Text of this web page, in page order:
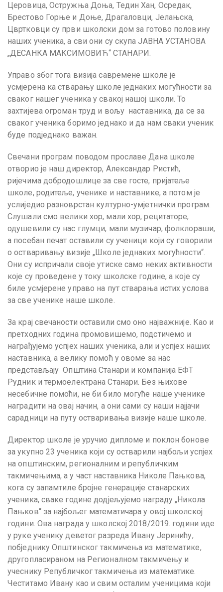
Церовица, Остружња Доња, Тедин Хан, Осредак,
Брестово Горње и Доње, Драгаловци, Јелањска,
Цвртковци су први школски дом за готово половину
наших ученика, а сви они су скупа ЈАВНА УСТАНОВА
„ДЕСАНКА МАКСИМОВИЋ“ СТАНАРИ.
Управо због тога визија савремене школе је
усмјерена ка стварању школе једнаких могућности за
сваког нашег ученика у свакој нашој школи. То
захтијева огроман труд и вољу наставника, да се за
сваког ученика боримо једнако и да нам сваки ученик
буде подједнако важан.
Свечани програм поводом прославе Дана школе
отворио је наш директор, Александар Ристић,
ријечима добродошлице за све госте, пријатеље
школе, родитеље, ученике и наставнике, а потом је
услиједио разноврстан културно-умјетнички програм.
Слушали смо велики хор, мали хор, рецитаторе,
одушевили су нас глумци, мали музичар, фолклораши,
а посебан печат оставили су ученици који су говорили
о остваривању визије „Школе једнаких могућности“.
Они су испричали своје утиске само неких активности
које су проведене у току школске године, а које су
биле усмјерене управо на пут стварања истих услова
за све ученике наше школе.
За крај свечаности оставили смо оно најважније. Као и
претходних година промовишемо, подстичемо и
награђујемо успјех наших ученика, али и успјех наших
наставника, а велику помоћ у овоме за нас
представљају Општина Станари и компанија ЕФТ
Рудник и термоелектрана Станари. Без њихове
несебичне помоћи, не би било могуће наше ученике
наградити на овај начин, а они сами су наши најјачи
сарадници на путу остваривања визије наше школе.
Директор школе је уручио дипломе и поклон бонове
за укупно 23 ученика који су остварили најбољи успјех
на општинским, регионалним и републичким
такмичењима, а у част наставника Николе Пањкова,
кога су запамтиле бројне генерације станарских
ученика, сваке године додјељујемо награду „Никола
Пањков“ за најбољег математичара у овој школској
години. Ова награда у школској 2018/2019. години иде
у руке ученику деветог разреда Ивану Јеринићу,
побједнику Општинског такмичења из математике,
другопласираном на Регионалном такмичењу и
учеснику Републичког такмичења из математике.
Честитамо Ивану као и свим осталим ученицима који